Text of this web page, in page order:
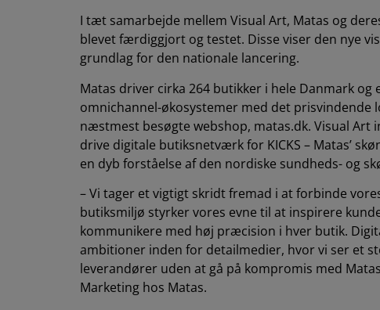
I tæt samarbejde mellem Visual Art, Matas og
blevet færdiggjort og testet. Disse viser den nye
grundlag for den nationale lancering.
Matas driver cirka 264 butikker i hele Danmark
omnichannel-økosystemer med det prisvindende
næstmest besøgte webshop, matas.dk. Visual
drive digitale butiksnetværk for KICKS – Matas’
en dyb forståelse af den nordiske sundheds- og
– Vi tager et vigtigt skridt fremad i at forbinde
butiksmiljø styrker vores evne til at inspirere
kommunikere med høj præcision i hver butik.
ambitioner inden for detailmedier, hvor vi ser et
leverandører uden at gå på kompromis med
Marketing hos Matas.